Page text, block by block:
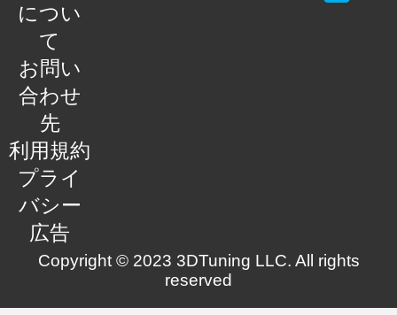
につい
て
お問い
合わせ
先
利用規約
プライ
バシー
広告
Copyright © 2023 3DTuning LLC. All rights
reserved